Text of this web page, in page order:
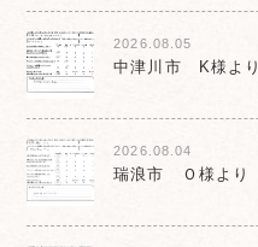
2026.08.05
中津川市 K様より
2026.08.04
瑞浪市 Ｏ様より